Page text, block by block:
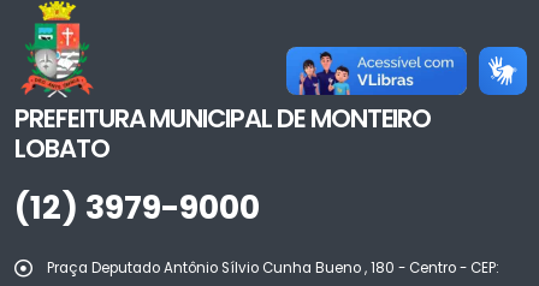
PREFEITURA MUNICIPAL DE MONTEIRO
LOBATO
(12) 3979-9000
Praça Deputado Antônio Sílvio Cunha Bueno , 180 - Centro - CEP: